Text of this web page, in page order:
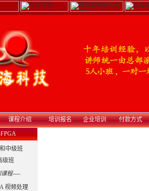
课程介绍 培训报名 企业培训 付款方式
中级班
级班
程----
视频处理